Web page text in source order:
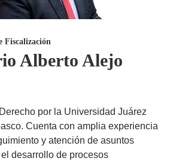
Fiscalización
Alberto Alejo
por la Universidad Juárez
Cuenta con amplia experiencia
y atención de asuntos
desarrollo de procesos